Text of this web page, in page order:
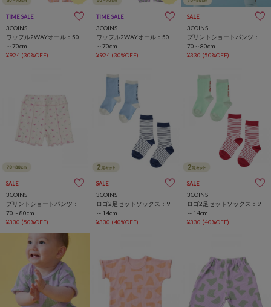
TIME SALE
3COINS
ワッフル2WAYオール：50
～70cm
¥924 (30%OFF)
TIME SALE
3COINS
ワッフル2WAYオール：50
～70cm
¥924 (30%OFF)
SALE
3COINS
プリントショートパンツ：
70～80cm
¥330 (50%OFF)
SALE
3COINS
プリントショートパンツ：
70～80cm
¥330 (50%OFF)
SALE
3COINS
ロゴ2足セットソックス：9
～14cm
¥330 (40%OFF)
SALE
3COINS
ロゴ2足セットソックス：9
～14cm
¥330 (40%OFF)